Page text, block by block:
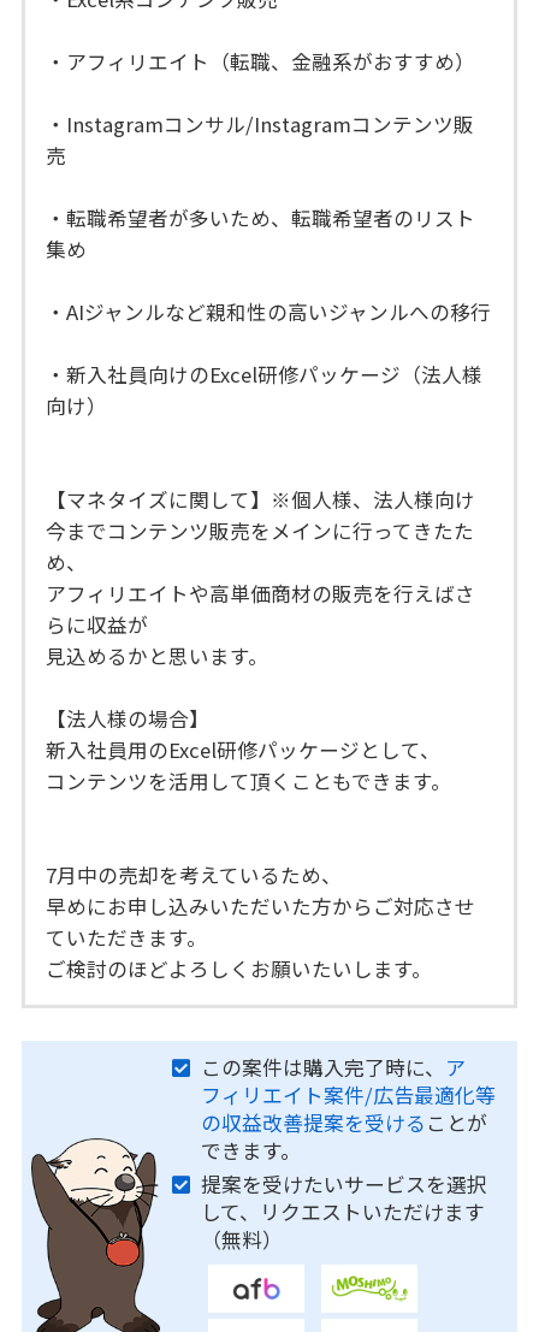
・アフィリエイト（転職、金融系がおすすめ）
・Instagramコンサル/Instagramコンテンツ販
売
・転職希望者が多いため、転職希望者のリスト
集め
・AIジャンルなど親和性の高いジャンルへの移行
・新入社員向けのExcel研修パッケージ（法人様
向け）
【マネタイズに関して】※個人様、法人様向け
今までコンテンツ販売をメインに行ってきたた
め、
アフィリエイトや高単価商材の販売を行えばさ
らに収益が
見込めるかと思います。
【法人様の場合】
新入社員用のExcel研修パッケージとして、
コンテンツを活用して頂くこともできます。
7月中の売却を考えているため、
早めにお申し込みいただいた方からご対応させ
ていただきます。
ご検討のほどよろしくお願いたいします。
この案件は購入完了時に、 ア
フィリエイト案件/広告最適化等
の収益改善提案を受ける ことが
できます。
提案を受けたいサービスを選択
して、リクエストいただけます
（無料）